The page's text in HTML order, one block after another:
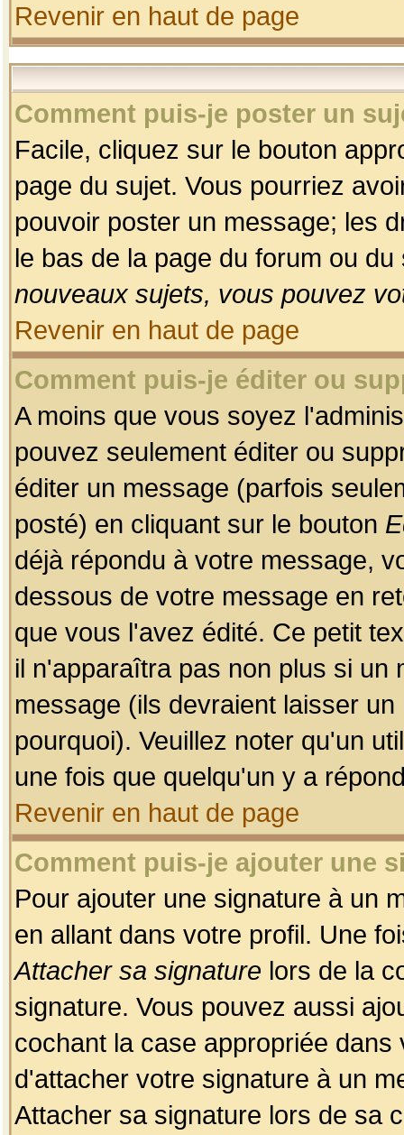
Revenir en haut de page
Comment puis-je poster un
Facile, cliquez sur le bouton
page du sujet. Vous pourriez
pouvoir poster un message; les
le bas de la page du forum ou
nouveaux sujets, vous pouvez
Revenir en haut de page
Comment puis-je éditer ou
A moins que vous soyez
pouvez seulement éditer ou
éditer un message (parfois
posté) en cliquant sur le bouton
déjà répondu à votre message,
dessous de votre message en
que vous l'avez édité. Ce petit
il n'apparaîtra pas non plus si un
message (ils devraient laisser
pourquoi). Veuillez noter qu'un
une fois que quelqu'un y a
Revenir en haut de page
Comment puis-je ajouter une
Pour ajouter une signature à un
en allant dans votre profil. Une
Attacher sa signature lors de la
signature. Vous pouvez aussi
cochant la case appropriée
d'attacher votre signature à un
Attacher sa signature lors de sa